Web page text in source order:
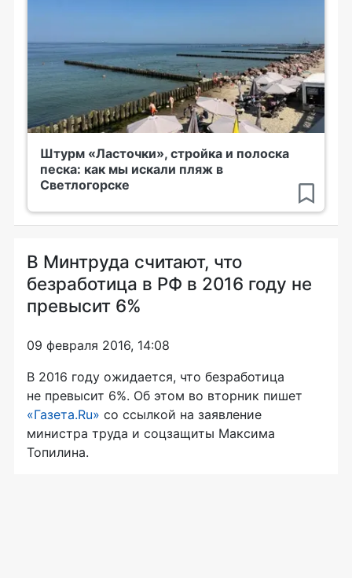
Штурм «Ласточки», стройка и полоска
песка: как мы искали пляж в
Светлогорске
В Минтруда считают, что
безработица в РФ в 2016 году не
превысит 6%
09 февраля 2016, 14:08
В 2016 году ожидается, что безработица
не превысит 6%. Об этом во вторник пишет
«Газета.Ru» со ссылкой на заявление
министра труда и соцзащиты Максима
Топилина.